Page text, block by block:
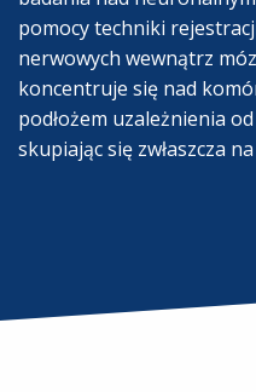
pomocy techniki
nerwowych wewnątrz
koncentruje się nad
podłożem uzależnienia
skupiając się zwłaszcza